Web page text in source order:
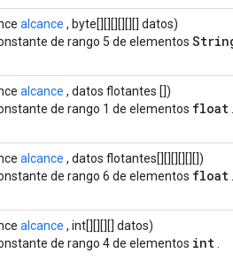
alcance , byte[][][][][][] datos)
de rango 5 de elementos
alcance , datos flotantes [])
de rango 1 de elementos float
alcance , datos flotantes[][][][][][])
de rango 6 de elementos float
alcance , int[][][][] datos)
de rango 4 de elementos int